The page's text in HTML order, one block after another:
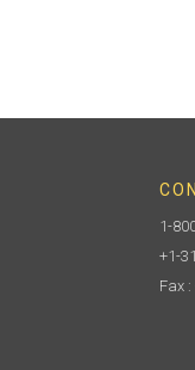
1-
+1-
Fax